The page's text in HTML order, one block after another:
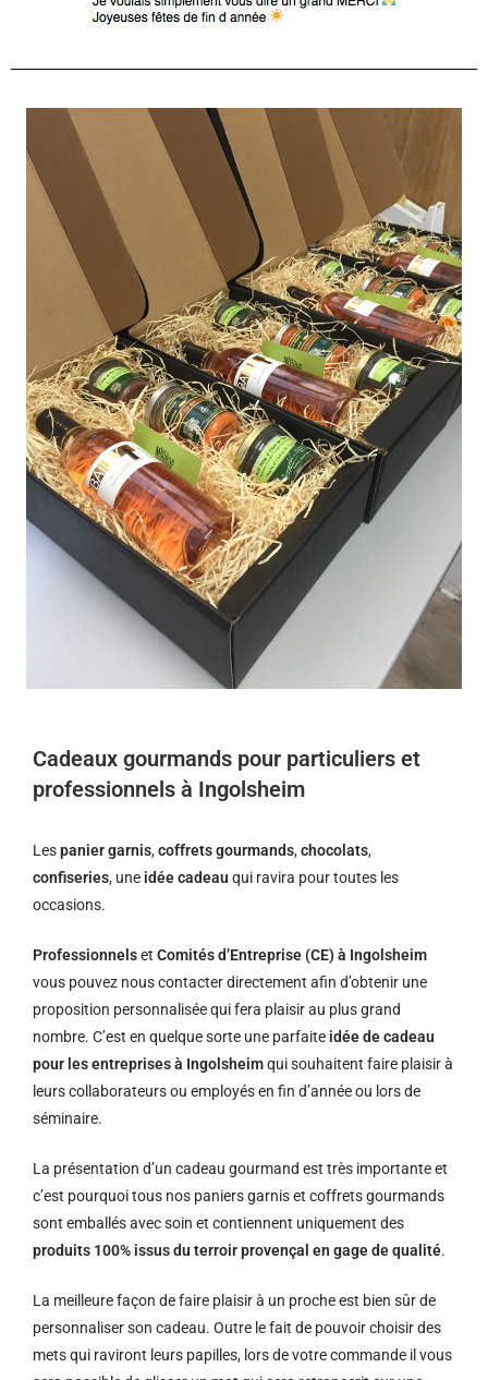
Cadeaux gourmands pour particuliers et
professionnels à Ingolsheim
Lespanier garnis,coffrets gourmands,chocolats,
confiseries, une idée cadeau qui ravira pour toutes les
occasions.
Professionnelset Comités d’Entreprise (CE) à Ingolsheim
vous pouvez nous contacter directement afin d’obtenir une
proposition personnalisée qui fera plaisir au plus grand
nombre. C’est en quelque sorte une parfaite idée de cadeau
pour les entreprises à Ingolsheimqui souhaitent faire plaisir à
leurs collaborateurs ou employés en fin d’année ou lors de
séminaire.
La présentation d’un cadeau gourmand est très importante et
c’est pourquoi tous nos paniers garnis et coffrets gourmands
sont emballés avec soin et contiennent uniquement des
produits 100% issus du terroir provençal en gage de qualité.
La meilleure façon de faire plaisir à un proche est bien sûr de
personnaliser son cadeau. Outre le fait de pouvoir choisir des
mets qui raviront leurs papilles, lors de votre commande il vous